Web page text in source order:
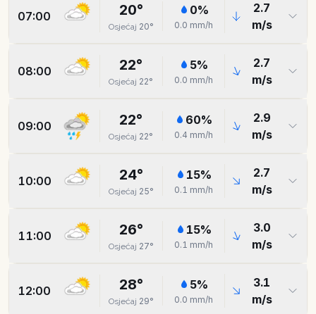
07:00 20°
Osjećaj 20°
0%
0.0 mm/h
2.7
m/s
08:00 22°
Osjećaj 22°
5%
0.0 mm/h
2.7
m/s
09:00 22°
Osjećaj 22°
60%
0.4 mm/h
2.9
m/s
10:00 24°
Osjećaj 25°
15%
0.1 mm/h
2.7
m/s
11:00 26°
Osjećaj 27°
15%
0.1 mm/h
3.0
m/s
12:00 28°
Osjećaj 29°
5%
0.0 mm/h
3.1
m/s